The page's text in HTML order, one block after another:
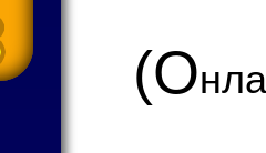
(О